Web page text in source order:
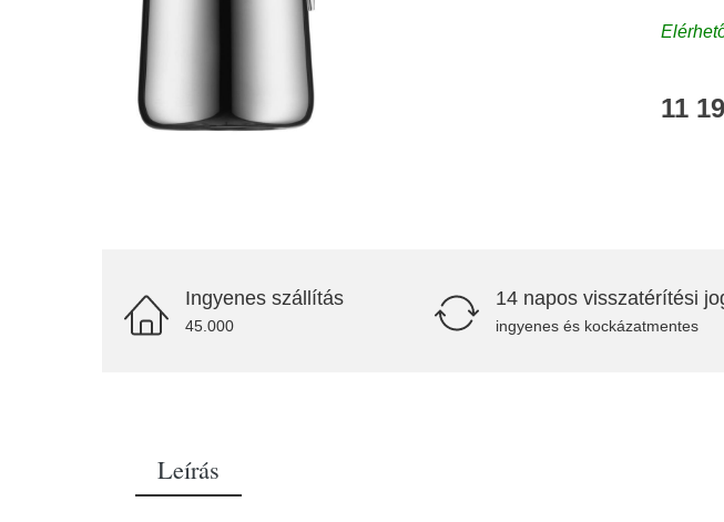
11
Ingyenes szállítás
45.000
14 napos visszatérítési
ingyenes és kockázatmentes
Leírás